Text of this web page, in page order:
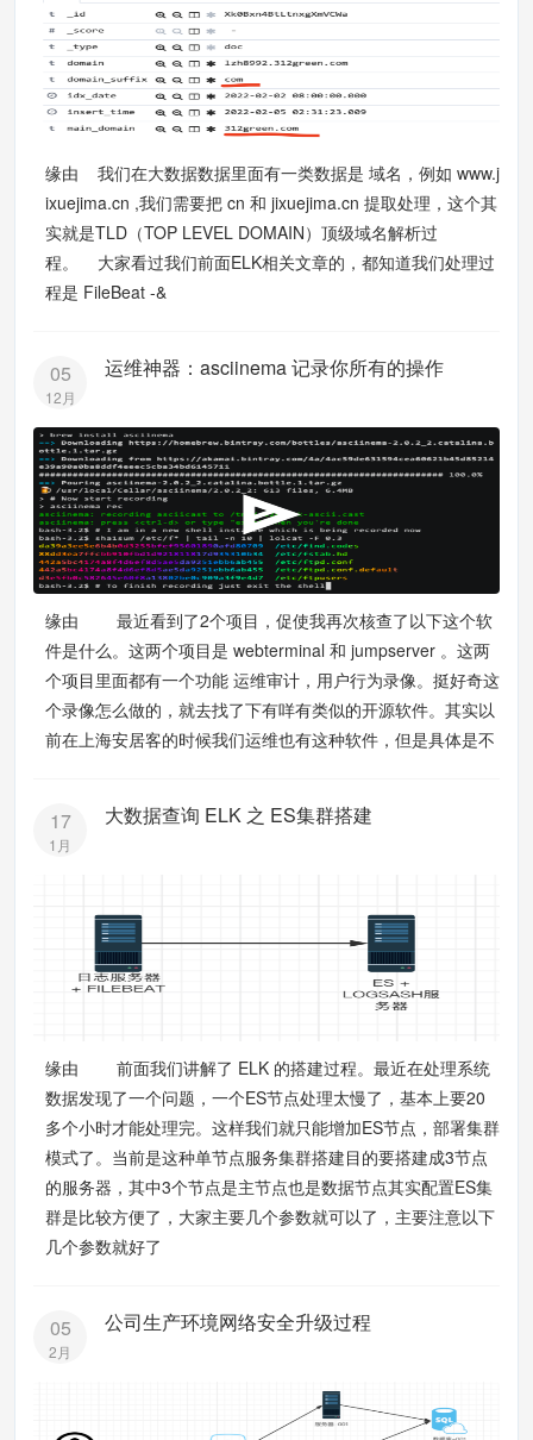
缘由 我们在大数据数据里面有一类数据是 域名，例如 www.j
ixuejima.cn ,我们需要把 cn 和 jixuejima.cn 提取处理，这个其
实就是TLD（TOP LEVEL DOMAIN）顶级域名解析过
程。 大家看过我们前面ELK相关文章的，都知道我们处理过
程是 FileBeat -&
05
12月
运维神器：asciinema 记录你所有的操作
缘由 最近看到了2个项目，促使我再次核查了以下这个软
件是什么。这两个项目是 webterminal 和 jumpserver 。这两
个项目里面都有一个功能 运维审计，用户行为录像。挺好奇这
个录像怎么做的，就去找了下有咩有类似的开源软件。其实以
前在上海安居客的时候我们运维也有这种软件，但是具体是不
17
1月
大数据查询 ELK 之 ES集群搭建
缘由 前面我们讲解了 ELK 的搭建过程。最近在处理系统
数据发现了一个问题，一个ES节点处理太慢了，基本上要20
多个小时才能处理完。这样我们就只能增加ES节点，部署集群
模式了。当前是这种单节点服务集群搭建目的要搭建成3节点
的服务器，其中3个节点是主节点也是数据节点其实配置ES集
群是比较方便了，大家主要几个参数就可以了，主要注意以下
几个参数就好了
05
2月
公司生产环境网络安全升级过程